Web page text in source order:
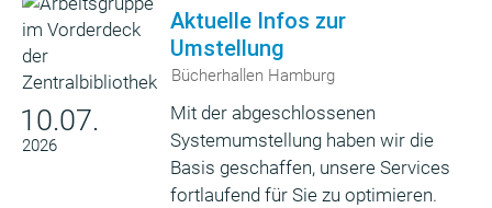
10.07.
2026
Aktuelle Infos zur
Umstellung
Bücherhallen Hamburg
Mit der abgeschlossenen
Systemumstellung haben wir die
Basis geschaffen, unsere Services
fortlaufend für Sie zu optimieren.